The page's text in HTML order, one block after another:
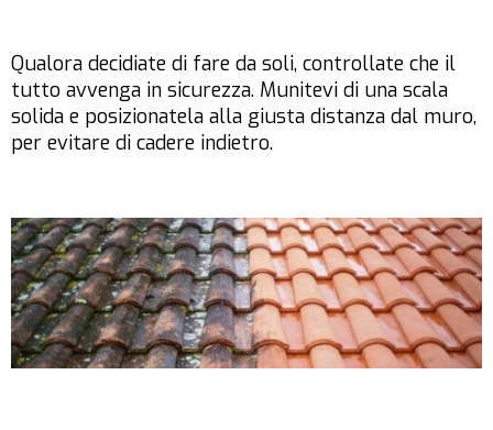
Qualora decidiate di fare da soli, controllate che il
tutto avvenga in sicurezza. Munitevi di una scala
solida e posizionatela alla giusta distanza dal muro,
per evitare di cadere indietro.